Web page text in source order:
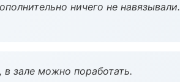
ничего не навязывали.
зале можно поработать.